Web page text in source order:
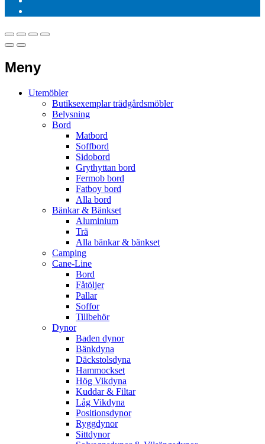
Meny
Utemöbler
Butiksexemplar trädgårdsmöbler
Belysning
Bord
Matbord
Soffbord
Sidobord
Grythyttan bord
Fermob bord
Fatboy bord
Alla bord
Bänkar & Bänkset
Aluminium
Trä
Alla bänkar & bänkset
Camping
Cane-Line
Bord
Fåtöljer
Pallar
Soffor
Tillbehör
Dynor
Baden dynor
Bänkdyna
Däckstolsdyna
Hammockset
Hög Vikdyna
Kuddar & Filtar
Låg Vikdyna
Positionsdynor
Ryggdynor
Sittdynor